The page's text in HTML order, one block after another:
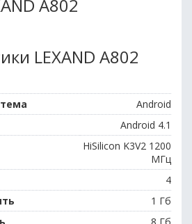
A802
LEXAND A802
Android
Android 4.1
HiSilicon K3V2 1200
МГц
4
1 Гб